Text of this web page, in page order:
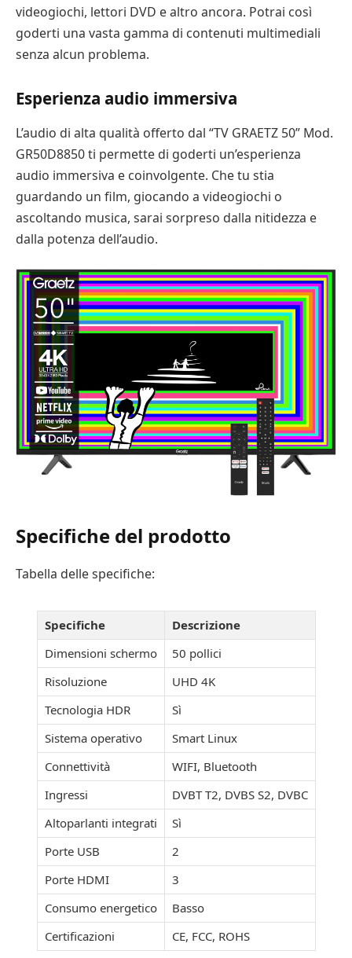
videogiochi, lettori DVD e altro ancora. Potrai così
goderti una vasta gamma di contenuti multimediali
senza alcun problema.
Esperienza audio immersiva
L’audio di alta qualità offerto dal “TV GRAETZ 50” Mod.
GR50D8850 ti permette di goderti un’esperienza
audio immersiva e coinvolgente. Che tu stia
guardando un film, giocando a videogiochi o
ascoltando musica, sarai sorpreso dalla nitidezza e
dalla potenza dell’audio.
Specifiche del prodotto
Tabella delle specifiche:
Specifiche
Descrizione
Dimensioni schermo
50 pollici
Risoluzione
UHD 4K
Tecnologia HDR
Sì
Sistema operativo
Smart Linux
Connettività
WIFI, Bluetooth
Ingressi
DVBT T2, DVBS S2, DVBC
Altoparlanti integrati
Sì
Porte USB
2
Porte HDMI
3
Consumo energetico
Basso
Certificazioni
CE, FCC, ROHS